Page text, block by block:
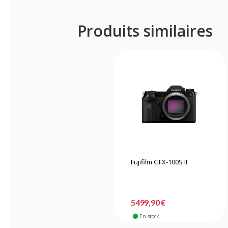
Produits similaires
Fujifilm GFX-100S II
5499,90 €
En stock